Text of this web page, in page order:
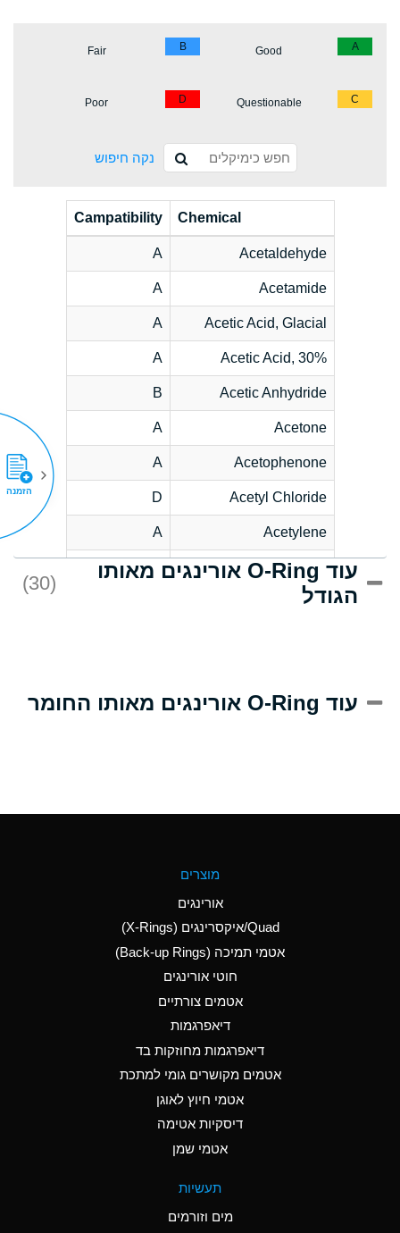
A
Good
B
Fair
C
Questionable
D
Poor
נקה חיפוש
Chemical
Campatibility
Acetaldehyde
A
Acetamide
A
Acetic Acid, Glacial
A
Acetic Acid, 30%
A
Acetic Anhydride
B
Acetone
A
Acetophenone
A
Acetyl Chloride
D
Acetylene
A
Acrlylonitrile
D
Adipic Acid
(Aqueous)
Aluminum Nitrate
(Aqueous)
Aluminum Phosphate
Ammonia Anhydrous
A
Ammonia Gas (cold)
A
Ammonia Gas (hot)
עוד O-Ring אורינגים מאותו
הגודל
(30)
עוד O-Ring אורינגים מאותו החומר
מוצרים
אורינגים
Quad/איקסרינגים (X-Rings)
אטמי תמיכה (Back-up Rings)
חוטי אורינגים
אטמים צורתיים
דיאפרגמות
דיאפרגמות מחוזקות בד
אטמים מקושרים גומי למתכת
אטמי חיוץ לאוגן
דיסקיות אטימה
אטמי שמן
תעשיות
מים וזורמים
הזמנה